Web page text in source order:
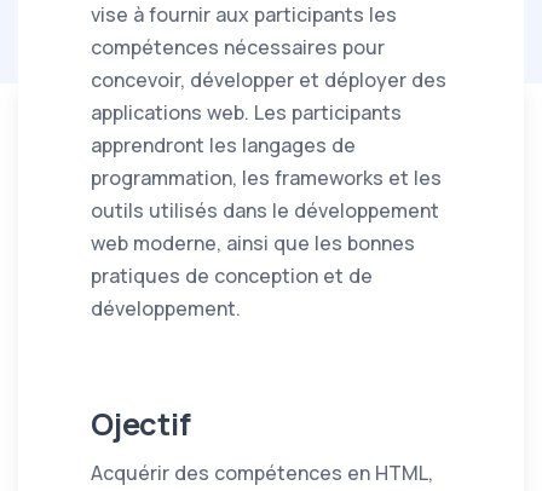
vise à fournir aux participants les
compétences nécessaires pour
concevoir, développer et déployer des
applications web. Les participants
apprendront les langages de
programmation, les frameworks et les
outils utilisés dans le développement
web moderne, ainsi que les bonnes
pratiques de conception et de
développement.
Ojectif
Acquérir des compétences en HTML,